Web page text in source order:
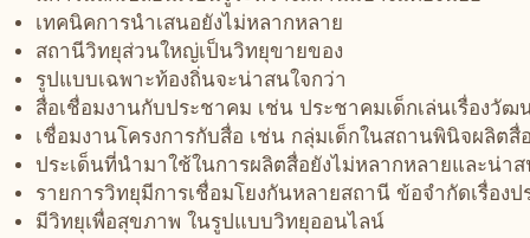
เทคนิคการนำเสนอยังไม่หลากหลาย
สถานีวิทยุส่วนใหญ่เป็นวิทยุขายของ
รูปแบบเฉพาะท้องถิ่นจะน่าสนใจกว่า
สื่อเชื่อมงานกับประชาคม เช่น ประชาคมเด็กเล่นเรื่องวั
เชื่อมงานโครงการกับสื่อ เช่น กลุ่มเด็กในสถานพินิจผลิตสื่
ประเด็นที่นำมาใช้ในการผลิตสื่อยังไม่หลากหลายและน่าส
รายการวิทยุมีการเชื่อมโยงกันหลายสถานี ข้อจำกัดเรื่อง
มีวิทยุเพื่อสุขภาพ ในรูปแบบวิทยุออนไลน์